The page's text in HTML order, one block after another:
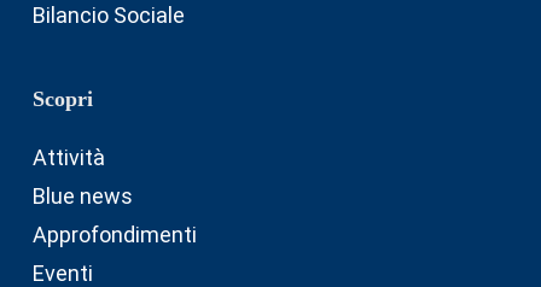
Bilancio Sociale
Scopri
Attività
Blue news
Approfondimenti
Eventi